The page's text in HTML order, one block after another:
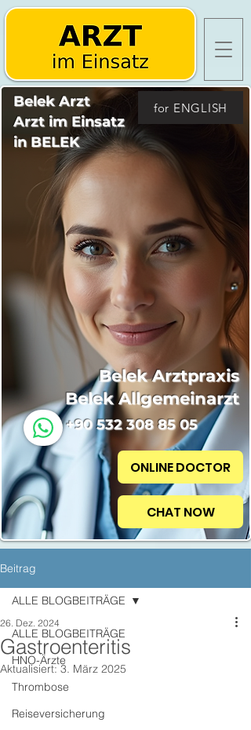
Belek Arzt
Arzt im Einsatz
in BELEK
Belek Arztpraxis
Belek Allgemeinarzt
+90 532 308 85 05
for ENGLISH
ONLINE DOCTOR
CHAT NOW
Beitrag
ALLE BLOGBEITRÄGE
HNO-Ärzte
Thrombose
Reiseversicherung
ALLE BLOGBEITRÄGE
Gastroenteritis
26. Dez. 2024
Aktualisiert:3. März 2025